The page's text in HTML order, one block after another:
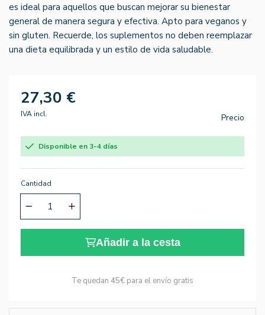
es ideal para aquellos que buscan mejorar su bienestar
general de manera segura y efectiva. Apto para veganos y
sin gluten. Recuerde, los suplementos no deben reemplazar
una dieta equilibrada y un estilo de vida saludable.
27,30 €
IVA incl. Precio
Disponible en 3-4 días
Cantidad
Añadir a la cesta
Te quedan 45€ para el envío gratis